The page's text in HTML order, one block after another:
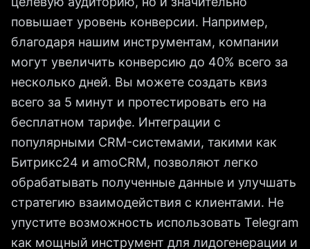
повышает уровень конверсии. Например,
благодаря нашим инструментам, компании
могут увеличить конверсию до 40% всего за
несколько дней. Вы можете создать квиз
всего за 5 минут и протестировать его на
бесплатном тарифе. Интеграции с
популярными CRM-системами, такими как
Битрикс24 и amoCRM, позволяют легко
обрабатывать полученные данные и улучшать
стратегию взаимодействия с клиентами. Не
упустите возможность использовать Telegram
как мощный инструмент для лидогенерации и